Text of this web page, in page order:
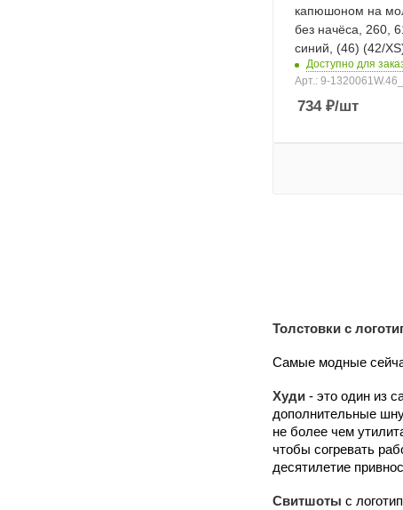
капюшоном на
без начёса, 260,
синий, (46) (42/
Доступно для
Арт.: 9-
734₽/шт
Толстовки с
Самые модные
Худи - это один из
дополнительные
не более чем
чтобы согревать
десятилетие
Свитшоты с